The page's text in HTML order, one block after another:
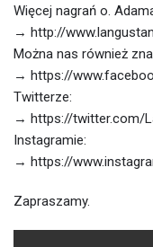
Więcej nagrań o.
→ http://
Można nas również
→ https://
Twitterze:
→ https://twitter.com/
Instagramie:
→ https://
Zapraszamy.